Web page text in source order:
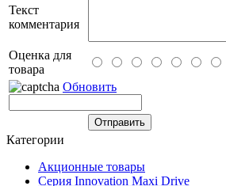
Текст
комментария
Оценка для
товара
Обновить
Категории
Акционные товары
Серия Innovation Maxi Drive